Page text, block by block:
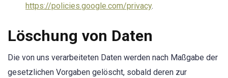
https://policies.google.com/privacy.
Löschung von Daten
Die von uns verarbeiteten Daten werden nach Maßgabe der
gesetzlichen Vorgaben gelöscht, sobald deren zur